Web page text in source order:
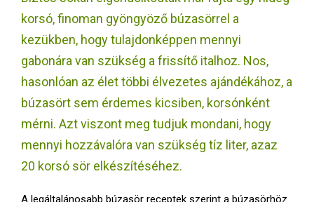
R
M
N
korsó, finoman gyöngyöző búzasörrel a
kezükben, hogy tulajdonképpen mennyi
gabonára van szükség a frissítő italhoz. Nos,
hasonlóan az élet többi élvezetes ajándékához, a
búzasört sem érdemes kicsiben, korsónként
mérni. Azt viszont meg tudjuk mondani, hogy
mennyi hozzávalóra van szükség tíz liter, azaz
20 korsó sör elkészítéséhez.
A legáltalánosabb búzasör receptek szerint a búzasörhöz